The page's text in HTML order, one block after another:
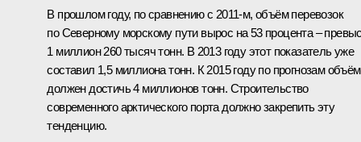
В прошлом году, по сравнению с 2011-м, объём перевозок
по Северному морскому пути вырос на 53 процента –
1 миллион 260 тысяч тонн. В 2013 году этот показатель уже
составил 1,5 миллиона тонн. К 2015 году по прогнозам объём
должен достичь 4 миллионов тонн. Строительство
современного арктического порта должно закрепить эту
тенденцию.